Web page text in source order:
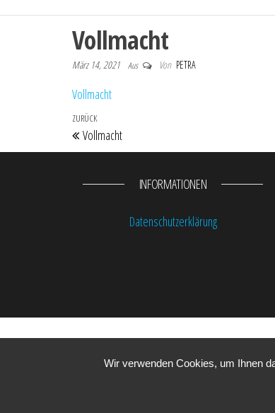
Vollmacht
März 14, 2021 Aus Von PETRA
Vollmacht
Beitragsnavigation
Vorheriger Beitrag
ZURÜCK
Vollmacht
INFORMATIONEN
Datenschutzerklärung
Wir verwenden Cookies, um Ihnen